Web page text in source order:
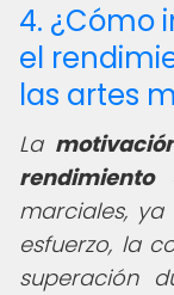
4. ¿Cómo
el
las artes
La
rendimiento
marciales,
esfuerzo, la
superación